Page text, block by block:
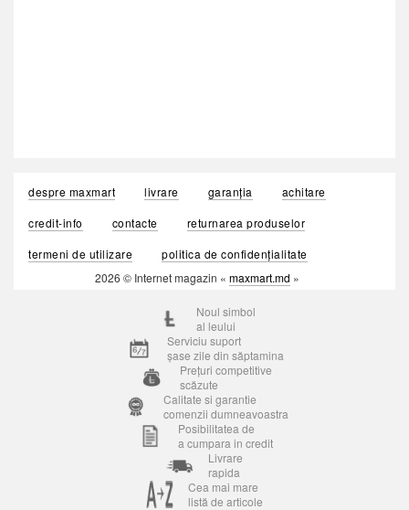
despre maxmart livrare garanția
achitare
credit-info
contacte
returnarea produselor
termeni de utilizare
politica de confidențialitate
2026 © Internet magazin « maxmart.md »
Noul simbol
al leului
Serviciu suport
șase zile din săptamina
Prețuri competitive
scăzute
Calitate si garantie
comenzii dumneavoastra
Posibilitatea de
a cumpara in credit
Livrare
rapida
Cea mai mare
listă de articole